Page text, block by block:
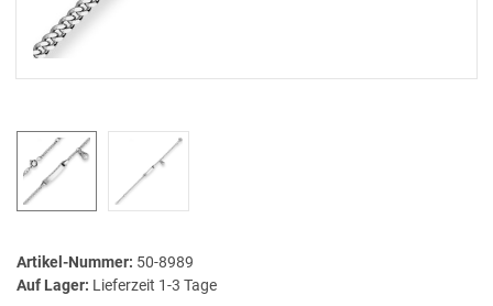
Artikel-Nummer: 50-8989
Auf Lager: Lieferzeit 1-3 Tage